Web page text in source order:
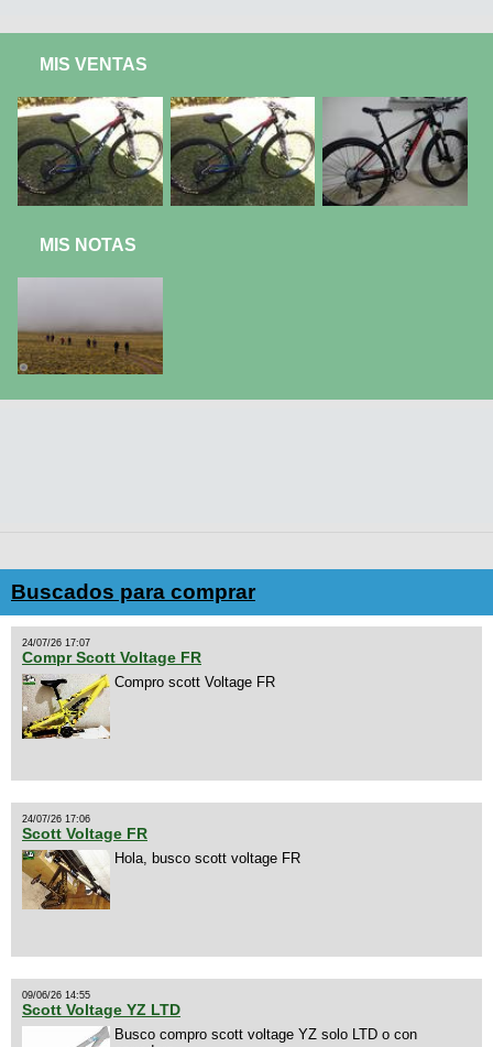
MIS VENTAS
MIS NOTAS
Buscados para comprar
24/07/26 17:07
Compr Scott Voltage FR
Compro scott Voltage FR
24/07/26 17:06
Scott Voltage FR
Hola, busco scott voltage FR
09/06/26 14:55
Scott Voltage YZ LTD
Busco compro scott voltage YZ solo LTD o con